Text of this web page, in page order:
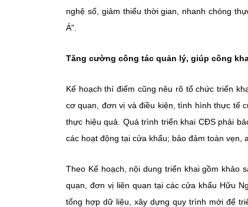
nghệ số, giảm thiểu thời gian, nhanh chóng
Á".
Tăng cường công tác quản lý, giúp công
Kế hoạch thí điểm cũng nêu rõ tổ chức triển
cơ quan, đơn vị và điều kiện, tình hình thực tế
thực hiệu quả. Quá trình triển khai CĐS phải
các hoạt động tại cửa khẩu; bảo đảm toàn vẹn,
Theo Kế hoạch, nội dung triển khai gồm khảo
quan, đơn vị liên quan tại các cửa khẩu Hữu
tổng hợp dữ liệu, xây dựng quy trình mới để